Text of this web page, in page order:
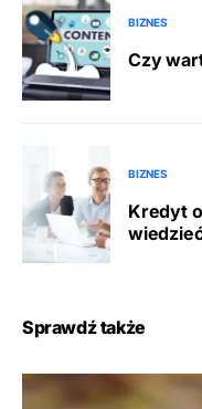
BIZNES
Czy
BIZNES
Kredyt
Sprawdź także